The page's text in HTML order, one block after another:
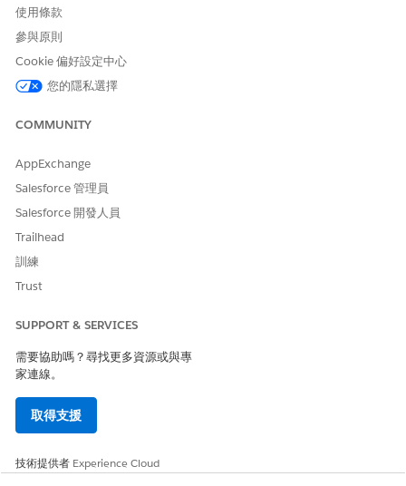
者特定情況相關的量身打造的逐步指示。
顯著的票證偏差:每當員工使用 Knowledge 文章解決問題時,服
務台的費用會減少一筆,讓人力工作人員可以專注於更複雜且有
影響力的工作。
您可以透過在 Slack 中設定 Agentforce 來執行此操作。允許存取
Slack」應用程式中使用。請參閱在 Slack 中
此文章是否解決您的問題？
使用條款
參與原則
Cookie 偏好設定中心
您的隱私選擇
COMMUNITY
AppExchange
Salesforce 管理員
Salesforce 開發人員
Trailhead
訓練
Trust
SUPPORT & SERVICES
需要協助嗎？尋找更多資源或與專
家連線。
取得支援
技術提供者 Experience Cloud